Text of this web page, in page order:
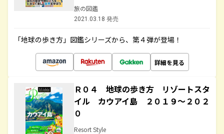
旅の図鑑
2021.03.18 発売
「地球の歩き方」図鑑シリーズから、第４弾が登場！
詳細を見る
Ｒ０４ 地球の歩き方 リゾートスタ
イル カウアイ島 ２０１９～２０２
０
Resort Style